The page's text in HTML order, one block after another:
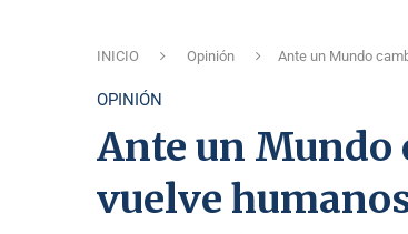
INICIO Opinión Ante un Mundo
OPINIÓN
Ante un
vuelve